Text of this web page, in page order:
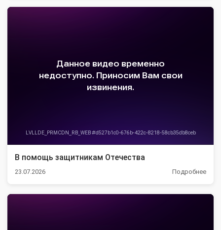
В помощь защитникам Отечества
23.07.2026 Подробнее